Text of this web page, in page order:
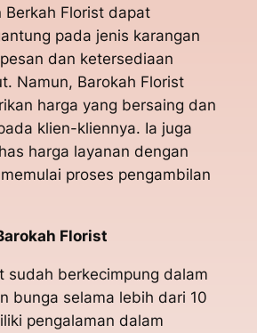
Berkah Florist dapat
pada jenis karangan
dan ketersediaan
Namun, Barokah Florist
harga yang bersaing dan
klien-kliennya. Ia juga
harga layanan dengan
proses pengambilan
Florist
sudah berkecimpung dalam
bunga selama lebih dari 10
pengalaman dalam